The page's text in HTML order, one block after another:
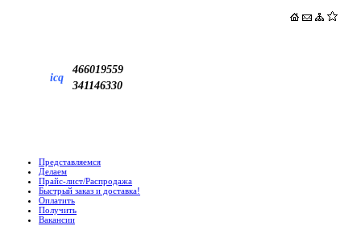
icq
466019559
341146330
Представляемся
Делаем
Прайс-лист/Распродажа
Быстрый заказ и доставка!
Оплатить
Получить
Вакансии